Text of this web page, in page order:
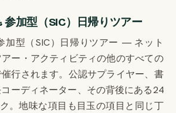
参加型（SIC）日帰りツアー
加型（SIC）日帰りツアー — ネット
ー・アクティビティの他のすべての
行されます。公認サプライヤー、書
ーディネーター、その背後にある24
。地味な項目も目玉の項目と同じ丁